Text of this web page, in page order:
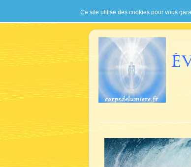
Ce site utilise des cookies pour vous